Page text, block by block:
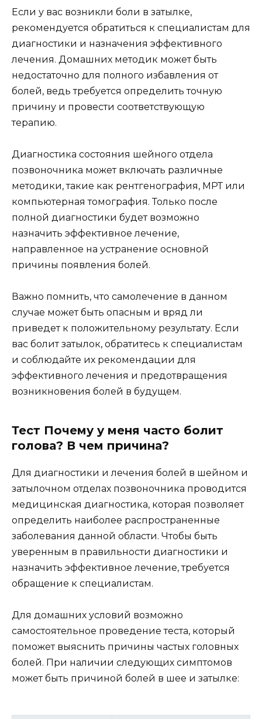
Если у вас возникли боли в затылке,
рекомендуется обратиться к специалистам для
диагностики и назначения эффективного
лечения. Домашних методик может быть
недостаточно для полного избавления от
болей, ведь требуется определить точную
причину и провести соответствующую
терапию.
Диагностика состояния шейного отдела
позвоночника может включать различные
методики, такие как рентгенография, МРТ или
компьютерная томография. Только после
полной диагностики будет возможно
назначить эффективное лечение,
направленное на устранение основной
причины появления болей.
Важно помнить, что самолечение в данном
случае может быть опасным и вряд ли
приведет к положительному результату. Если
вас болит затылок, обратитесь к специалистам
и соблюдайте их рекомендации для
эффективного лечения и предотвращения
возникновения болей в будущем.
Тест Почему у меня часто болит
голова? В чем причина?
Для диагностики и лечения болей в шейном и
затылочном отделах позвоночника проводится
медицинская диагностика, которая позволяет
определить наиболее распространенные
заболевания данной области. Чтобы быть
уверенным в правильности диагностики и
назначить эффективное лечение, требуется
обращение к специалистам.
Для домашних условий возможно
самостоятельное проведение теста, который
поможет выяснить причины частых головных
болей. При наличии следующих симптомов
может быть причиной болей в шее и затылке: